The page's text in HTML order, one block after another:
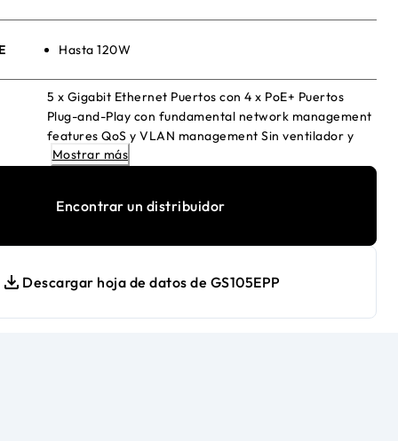
Hasta 120W
5 x Gigabit Ethernet Puertos con 4 x PoE+ Puertos
Plug-and-Play con fundamental network management
features QoS y VLAN management Sin ventilador y
silencioso Sobremesa or wall-mount
Mostrar más
Encontrar un distribuidor
Descargar hoja de datos de GS105EPP